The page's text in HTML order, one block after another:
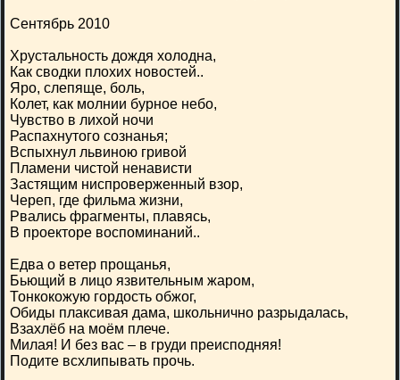
Сентябрь 2010
Хрустальность дождя холодна,
Как сводки плохих новостей..
Яро, слепяще, боль,
Колет, как молнии бурное небо,
Чувство в лихой ночи
Распахнутого сознанья;
Вспыхнул львиною гривой
Пламени чистой ненависти
Застящим ниспроверженный взор,
Череп, где фильма жизни,
Рвались фрагменты, плавясь,
В проекторе воспоминаний..
Едва о ветер прощанья,
Бьющий в лицо язвительным жаром,
Тонкокожую гордость обжог,
Обиды плаксивая дама, школьнично разрыдалась,
Взахлёб на моём плече.
Милая! И без вас – в груди преисподняя!
Подите всхлипывать прочь.